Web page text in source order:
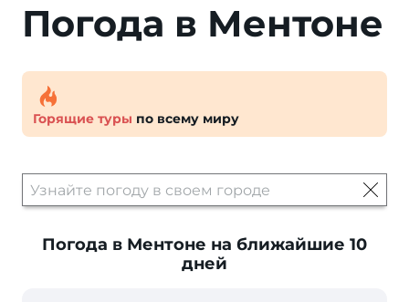
Погода в Ментоне
Горящие туры по всему миру
Погода в Ментоне на ближайшие 10
дней